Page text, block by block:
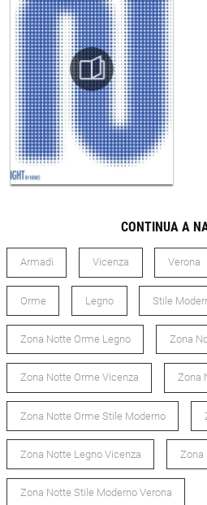
CONTINUA A
Armadi Vicenza Verona
Orme Legno Stile
Zona Notte Orme Legno Zona
Zona Notte Orme Vicenza Zona
Zona Notte Orme Stile Moderno
Zona Notte Legno Vicenza Zona
Zona Notte Stile Moderno Verona